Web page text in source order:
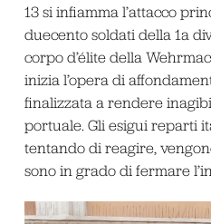
13 si infiamma l’attacco
duecento soldati della 1a
corpo d’élite della
inizia l’opera di
finalizzata a rendere
portuale. Gli esigui reparti
tentando di reagire,
sono in grado di fermare